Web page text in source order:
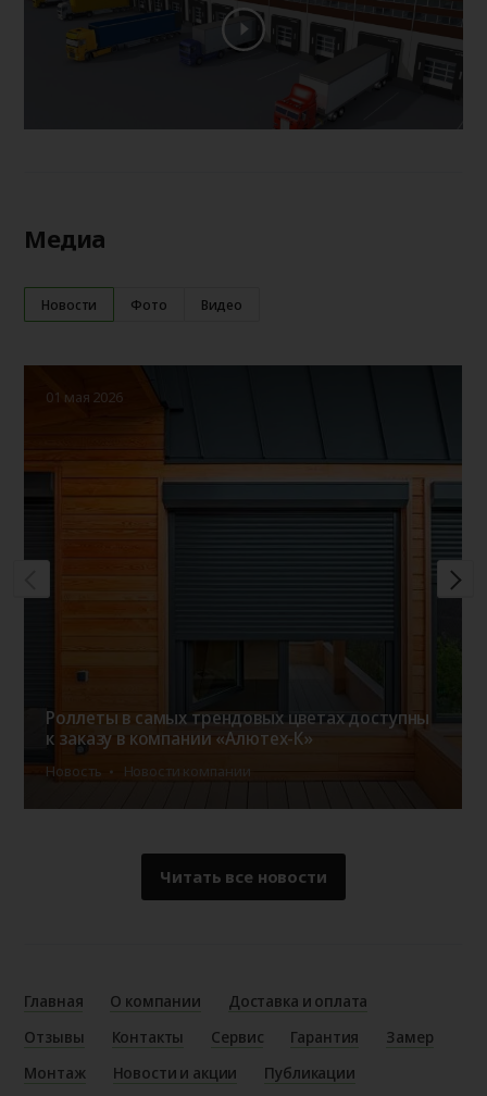
Медиа
Новости Фото Видео
01 мая 2026
Роллеты в самых трендовых цветах доступны
к заказу в компании «Алютех-К»
Новость Новости компании
Читать все новости
Главная О компании
Доставка и оплата
Отзывы
Контакты Сервис Гарантия
Замер
Монтаж
Новости и акции
Публикации